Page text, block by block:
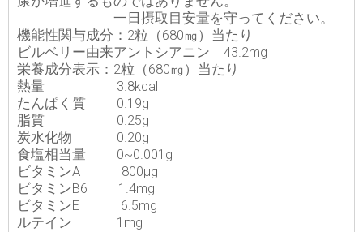
一日摂取目安量を守ってください。
機能性関与成分：2粒（680㎎）当たり
ビルベリー由来アントシアニン 43.2mg
栄養成分表示：2粒（680㎎）当たり
熱量 3.8kcal
たんぱく質 0.19g
脂質 0.25g
炭水化物 0.20g
食塩相当量 0~0.001g
ビタミンA 800μg
ビタミンB6 1.4mg
ビタミンE 6.5mg
ルテイン 1mg